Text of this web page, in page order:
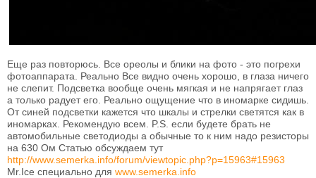
Еще раз повторюсь. Все ореолы и блики на фото - это погрехи
фотоаппарата. Реально Все видно очень хорошо, в глаза ничего
не слепит. Подсветка вообще очень мягкая и не напрягает глаз
а только радует его. Реально ощущение что в иномарке сидишь.
От синей подсветки кажется что шкалы и стрелки светятся как в
иномарках. Рекомендую всем. P.S. если будете брать не
автомобильные светодиоды а обычные то к ним надо резисторы
на 630 Ом Статью обсуждаем тут
http://www.semerka.info/forum/viewtopic.php?p=15963#15963
Mr.Ice специально для www.semerka.info